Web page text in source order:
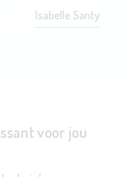
Isabelle Santy
voor jou